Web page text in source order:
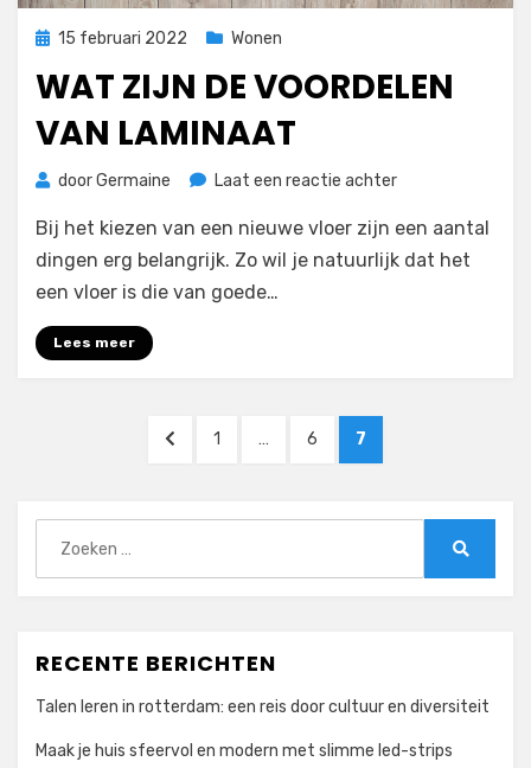
Geplaatst
15 februari 2022 Wonen
WAT ZIJN DE VOORDELEN
VAN LAMINAAT
doorGermaine Laat een reactie achterop
zijn
de
Bij het kiezen van een nieuwe vloer zijn een aantal
dingen erg belangrijk. Zo wil je natuurlijk dat het
een vloer is die van goede…
Lees meer
VORIGEPAGINA
1 … PAGINA
6 PAGINA
7
naar:
RECENTE BERICHTEN
Talen leren in rotterdam: een reis door cultuur en diversiteit
Maak je huis sfeervol en modern met slimme led-strips